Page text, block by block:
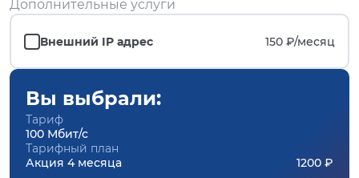
Дополнительные услуги
Внешний IP адрес 150 ₽/месяц
Вы выбрали:
Тариф
100 Мбит/с
Тарифный план
Акция 4 месяца
1200 ₽